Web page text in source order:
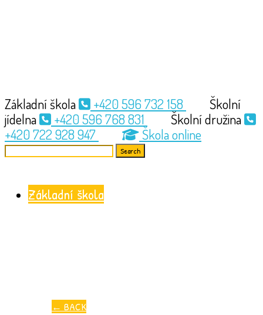
Základní škola +420 596 732 158
Školní
jídelna
+420 596 768 831
Školní družina
+420 722 928 947
Škola online
Search
Základní škola
← BACK